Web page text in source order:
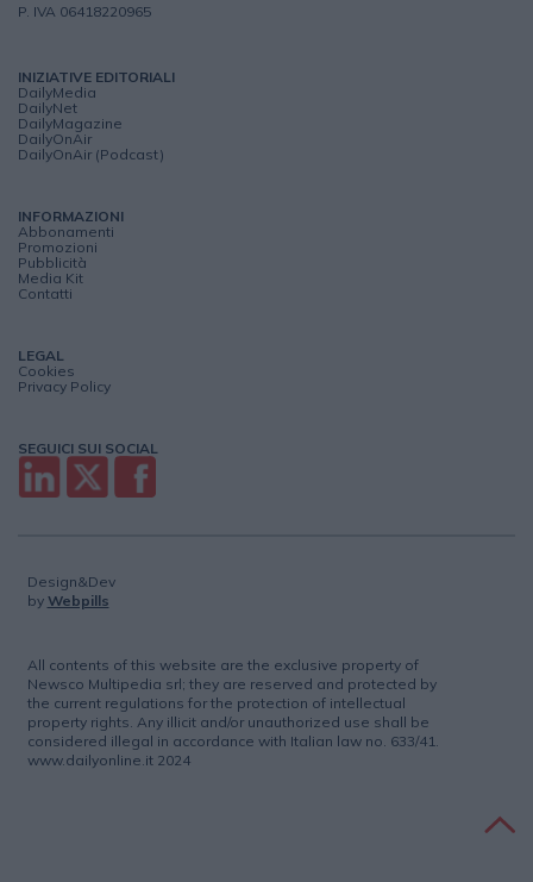
P. IVA 06418220965
INIZIATIVE EDITORIALI
DailyMedia
DailyNet
DailyMagazine
DailyOnAir
DailyOnAir (Podcast)
INFORMAZIONI
Abbonamenti
Promozioni
Pubblicità
Media Kit
Contatti
LEGAL
Cookies
Privacy Policy
SEGUICI SUI SOCIAL
Design&Dev
by Webpills
All contents of this website are the exclusive property of
Newsco Multipedia srl; they are reserved and protected by
the current regulations for the protection of intellectual
property rights. Any illicit and/or unauthorized use shall be
considered illegal in accordance with Italian law no. 633/41.
www.dailyonline.it 2024